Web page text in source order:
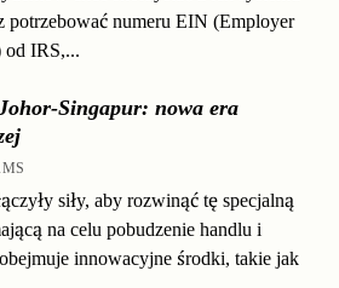
potrzebować numeru EIN (Employer
od IRS,...
Singapur: nowa era
siły, aby rozwinąć tę specjalną
na celu pobudzenie handlu i
innowacyjne środki, takie jak